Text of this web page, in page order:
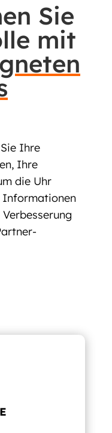
Sie
mit
Ihre
Ihre
die Uhr
Informationen